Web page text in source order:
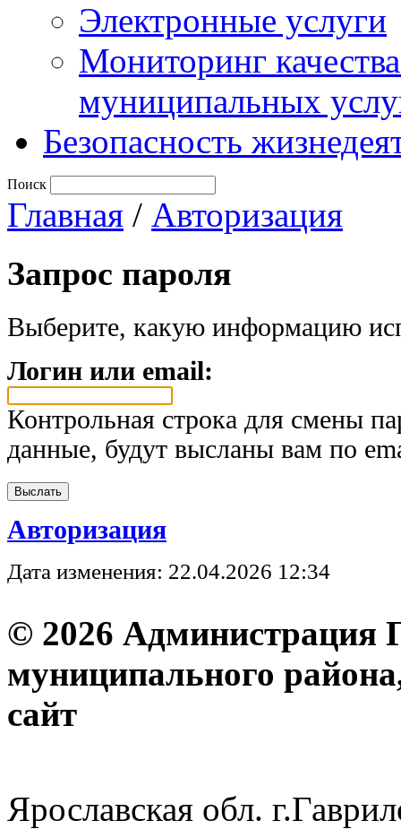
Электронные услуги
Мониторинг
муниципальных
Безопасность
Поиск
Главная / Авторизация
Запрос пароля
Выберите, какую информацию
Логин или email:
Контрольная строка для смены
данные, будут высланы вам по
Авторизация
Дата изменения: 22.04.2026 12:34
© 2026 Администрация
муниципального
Ярославская обл.